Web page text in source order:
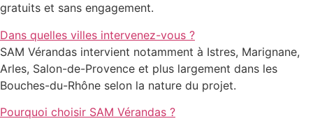
gratuits et sans engagement.
Dans quelles villes intervenez-vous ?
SAM Vérandas intervient notamment à Istres, Marignane,
Arles, Salon-de-Provence et plus largement dans les
Bouches-du-Rhône selon la nature du projet.
Pourquoi choisir SAM Vérandas ?